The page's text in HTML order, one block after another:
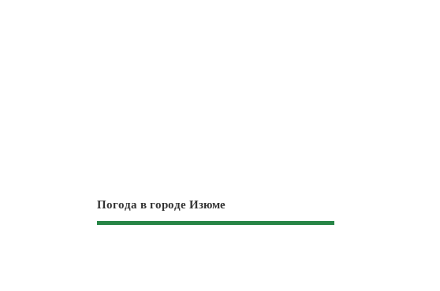
Погода в городе Изюме